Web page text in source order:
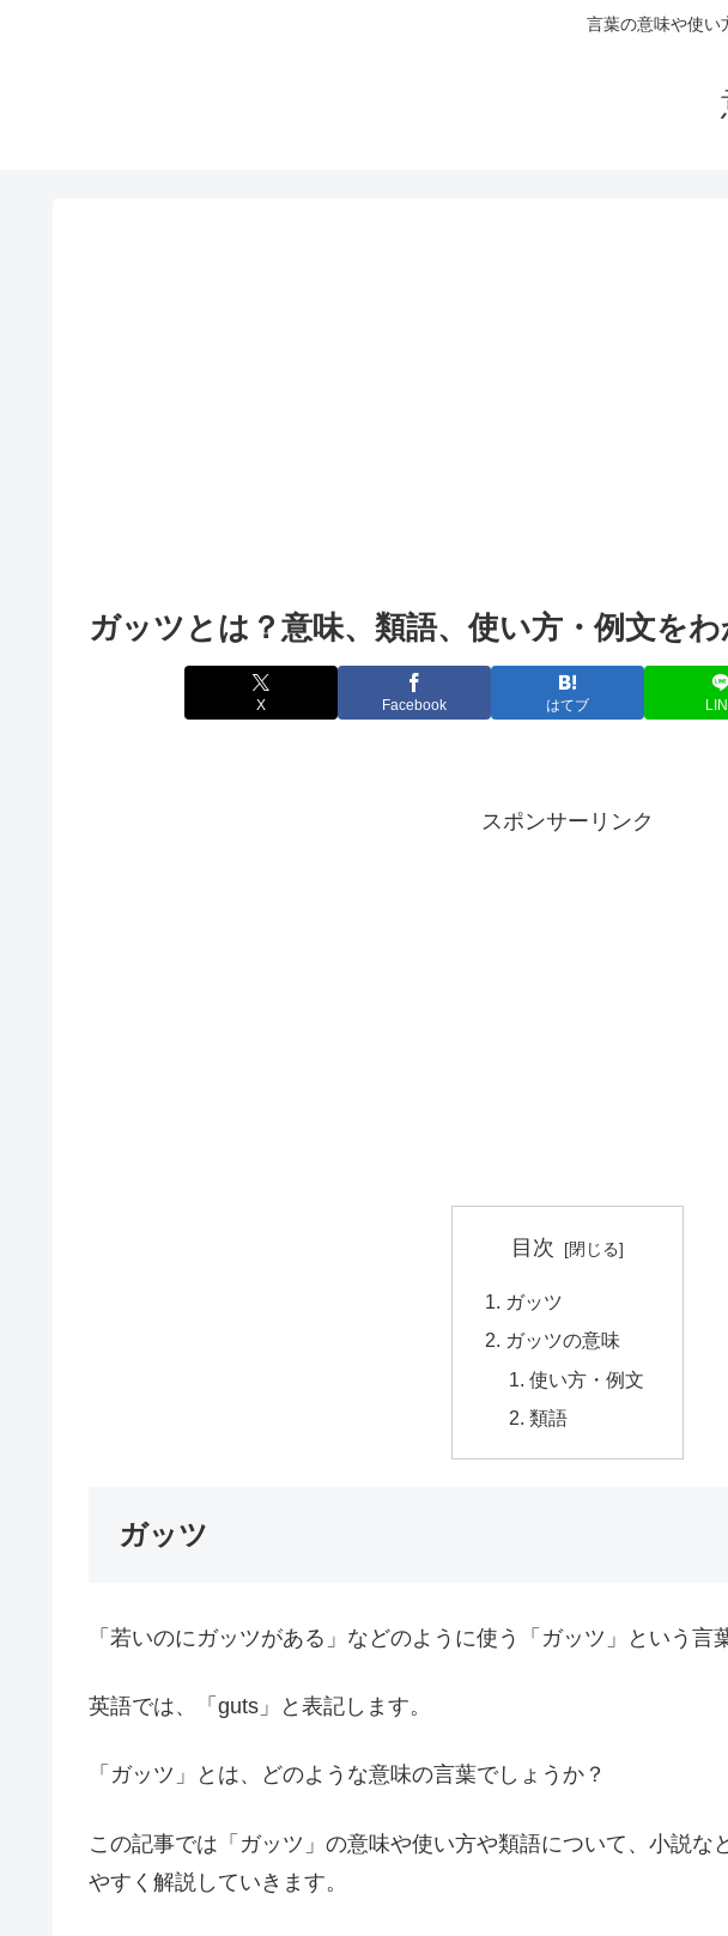
言葉の意味や使い
ガッツとは？意味、類語、使い方・例文を
X Facebook はてブ
スポンサーリンク
目次
ガッツ
ガッツの意味
使い方・例文
類語
ガッツ
「若いのにガッツがある」などのように使う「ガッツ」という言
英語では、「guts」と表記します。
「ガッツ」とは、どのような意味の言葉でしょうか？
この記事では「ガッツ」の意味や使い方や類語について、小説な
やすく解説していきます。